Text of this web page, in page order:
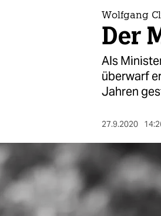
berlin
nord
wahrheit
Wolfgang
Der
Als
überwarf
Jahren
27.9.2020